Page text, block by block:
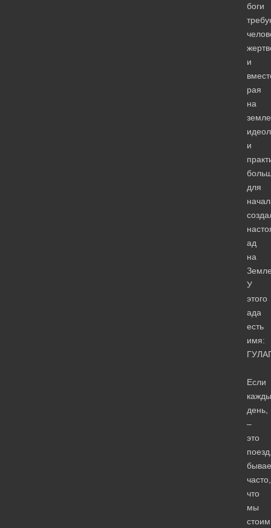
боги
и
рая
на
и
для
ад
на
У
этого
ада
есть
имя:
Если
день,
–
это
часто,
что
мы